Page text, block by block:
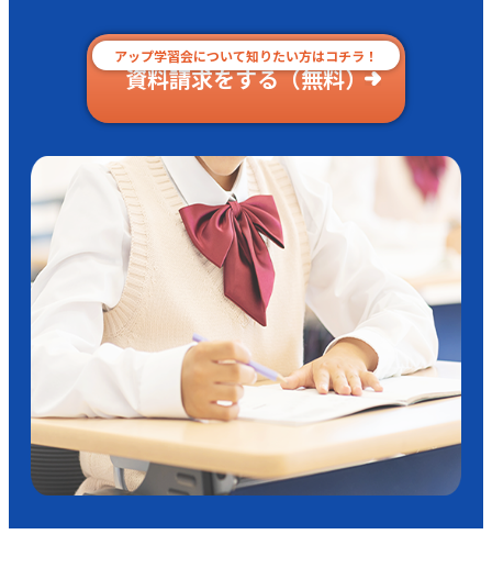
アップ学習会について知りたい方はコチラ！
資料請求をする（無料）